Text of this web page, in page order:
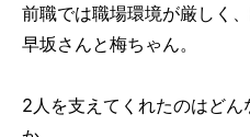
前職では職場環境が厳しく
早坂さんと梅ちゃん。
2人を支えてくれたのはどん